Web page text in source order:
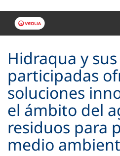
Hidraqua y
participadas
soluciones
el ámbito del
residuos para
medio